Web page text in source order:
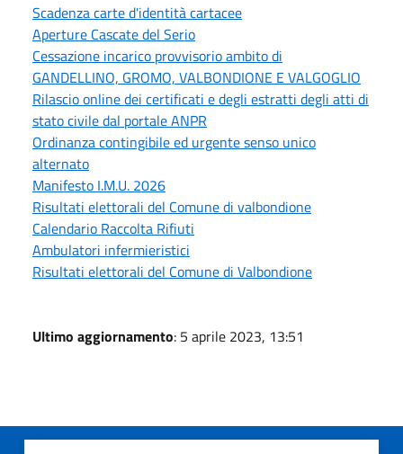
Scadenza carte d'identità cartacee
Aperture Cascate del Serio
Cessazione incarico provvisorio ambito di
GANDELLINO, GROMO, VALBONDIONE E VALGOGLIO
Rilascio online dei certificati e degli estratti degli atti di
stato civile dal portale ANPR
Ordinanza contingibile ed urgente senso unico
alternato
Manifesto I.M.U. 2026
Risultati elettorali del Comune di valbondione
Calendario Raccolta Rifiuti
Ambulatori infermieristici
Risultati elettorali del Comune di Valbondione
Ultimo aggiornamento: 5 aprile 2023, 13:51